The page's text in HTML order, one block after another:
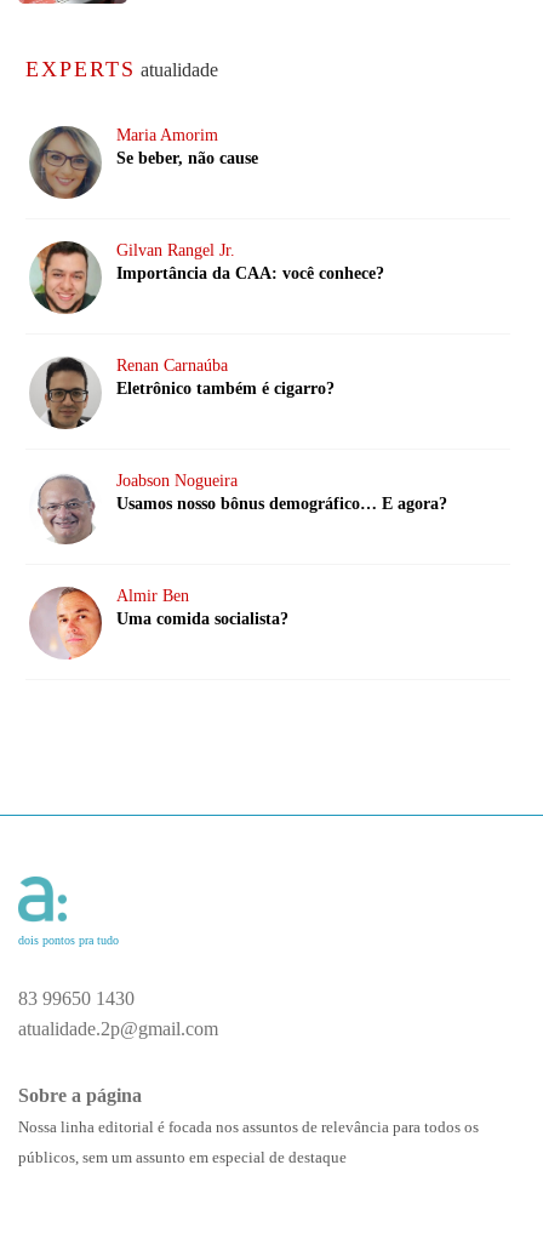
EXPERTS atualidade
Maria Amorim
Se beber, não cause
Gilvan Rangel Jr.
Importância da CAA: você conhece?
Renan Carnaúba
Eletrônico também é cigarro?
Joabson Nogueira
Usamos nosso bônus demográfico… E agora?
Almir Ben
Uma comida socialista?
dois pontos pra tudo
83 99650 1430
atualidade.2p@gmail.com
Sobre a página
Nossa linha editorial é focada nos assuntos de relevância para todos os
públicos, sem um assunto em especial de destaque